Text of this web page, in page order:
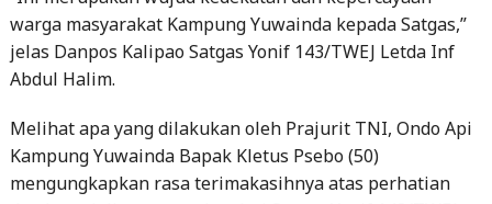
Abdul Halim.
Melihat apa yang dilakukan oleh Prajurit TNI, Ondo Api
Kampung Yuwainda Bapak Kletus Psebo (50)
mengungkapkan rasa terimakasihnya atas perhatian
dan kepedulian yang tulus dari Satgas Yonif 143/TWEJ
yang setiap saat selalu membantu warganya.